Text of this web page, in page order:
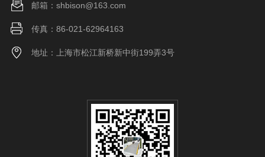
邮箱：shbison@163.com
传真：86-021-62964163
地址：上海市松江新桥新中街199弄3号